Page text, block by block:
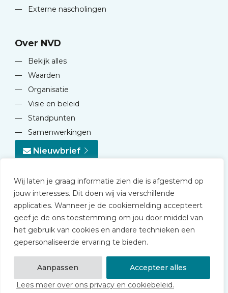
Wij laten je graag informatie zien die is afgestemd op
jouw interesses. Dit doen wij via verschillende
applicaties. Wanneer je de cookiemelding accepteert
geef je de ons toestemming om jou door middel van
het gebruik van cookies en andere technieken een
gepersonaliseerde ervaring te bieden.
Aanpassen
Accepteer alles
Lees meer over ons privacy en cookiebeleid.
—
Externe nascholingen
Over NVD
—
Bekijk alles
—
Waarden
—
Organisatie
—
Visie en beleid
—
Standpunten
—
Samenwerkingen
Nieuwbrief
© 2026 NVD
Privacy statement
Disclaimer